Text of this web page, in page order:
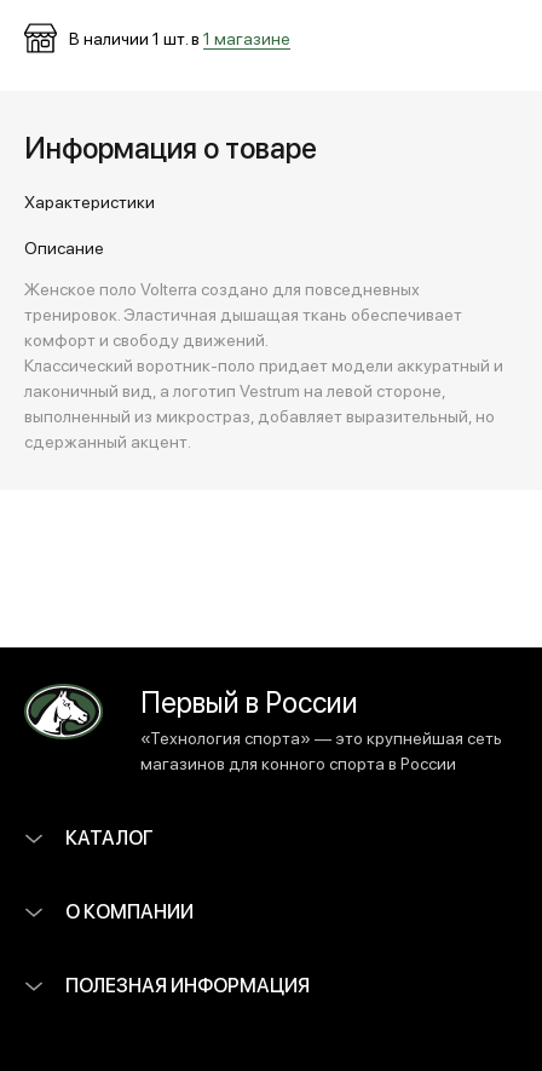
В наличии 1 шт. в 1 магазине
Информация о товаре
Характеристики
Описание
Женское поло Volterra создано для повседневных
тренировок. Эластичная дышащая ткань обеспечивает
комфорт и свободу движений.
Классический воротник-поло придает модели аккуратный и
лаконичный вид, а логотип Vestrum на левой стороне,
выполненный из микростраз, добавляет выразительный, но
сдержанный акцент.
Первый в России
«Технология спорта» — это крупнейшая сеть
магазинов для конного спорта в России
КАТАЛОГ
О КОМПАНИИ
ПОЛЕЗНАЯ ИНФОРМАЦИЯ